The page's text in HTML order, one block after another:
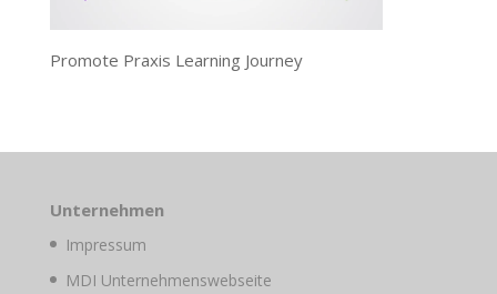
Promote Praxis Learning Journey
Unternehmen
Impressum
MDI Unternehmenswebseite